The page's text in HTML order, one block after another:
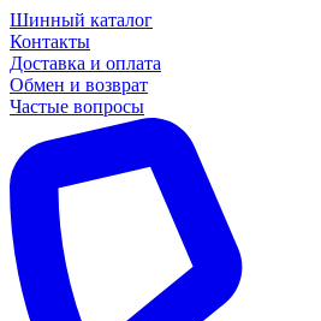
Шинный каталог
Контакты
Доставка и оплата
Обмен и возврат
Частые вопросы